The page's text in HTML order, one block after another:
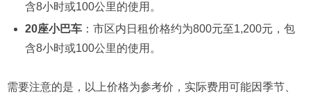
含8小时或100公里的使用。​
20座小巴车：​市区内日租价格约为800元至1,200元，包
含8小时或100公里的使用。​
需要注意的是，以上价格为参考价，实际费用可能因季节、